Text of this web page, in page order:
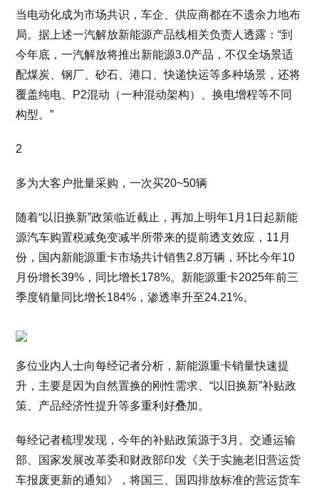
当电动化成为市场共识，车企、供应商都在不遗余力地布
局。据上述一汽解放新能源产品线相关负责人透露：“到
今年底，一汽解放将推出新能源3.0产品，不仅全场景适
配煤炭、钢厂、砂石、港口、快递快运等多种场景，还将
覆盖纯电、P2混动（一种混动架构）、换电增程等不同
构型。”
2
多为大客户批量采购，一次买20~50辆
随着“以旧换新”政策临近截止，再加上明年1月1日起新能
源汽车购置税减免变减半所带来的提前透支效应，11月
份，国内新能源重卡市场共计销售2.8万辆，环比今年10
月份增长39%，同比增长178%。新能源重卡2025年前三
季度销量同比增长184%，渗透率升至24.21%。
多位业内人士向每经记者分析，新能源重卡销量快速提
升，主要是因为自然置换的刚性需求、“以旧换新”补贴政
策、产品经济性提升等多重利好叠加。
每经记者梳理发现，今年的补贴政策源于3月。交通运输
部、国家发展改革委和财政部印发《关于实施老旧营运货
车报废更新的通知》，将国三、国四排放标准的营运货车